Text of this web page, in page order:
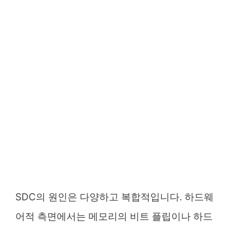
SDC의 원인은 다양하고 복합적입니다. 하드웨
어적 측면에서는 메모리의 비트 플립이나 하드